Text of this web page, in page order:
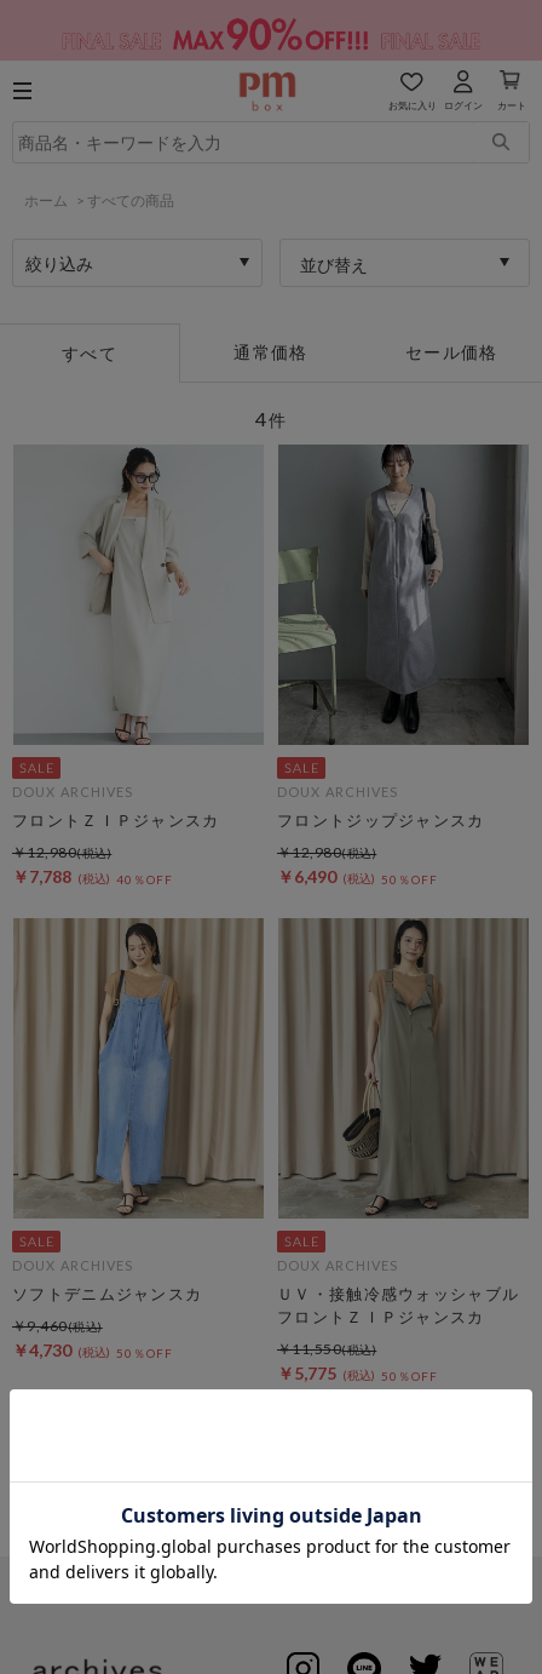
お気に入り ログイン カート
ホーム > すべての商品
絞り込み 並び替え
すべて 通常価格 セール価格
4件
DOUX ARCHIVES
フロントＺＩＰジャンスカ
￥7,788 40％OFF
￥12,980
DOUX ARCHIVES
フロントジップジャンスカ
￥6,490 50％OFF
￥12,980
DOUX ARCHIVES
ソフトデニムジャンスカ
￥4,730 50％OFF
￥9,460
DOUX ARCHIVES
ＵＶ・接触冷感ウォッシャブル
フロントＺＩＰジャンスカ
￥5,775 50％OFF
￥11,550